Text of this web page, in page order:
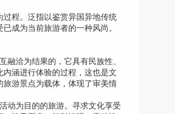
程。泛指以鉴赏异国异地传统
成为当前旅游者的一种风尚。
洽为结果的，它具有民族性、
涵进行体验的过程，这也是文
游景点为载体，体现了审美情
为目的的旅游。寻求文化享受